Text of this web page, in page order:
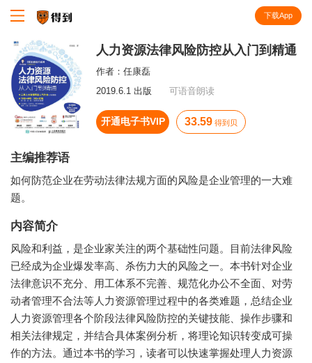
下载App
人力资源法律风险防控从入门到精通
作者： 任康磊
2019.6.1 出版
可语音朗读
开通电子书VIP 33.59 得到贝
主编推荐语
如何防范企业在劳动法律法规方面的风险是企业管理的一大难
题。
内容简介
风险和利益，是企业家关注的两个基础性问题。目前法律风险
已经成为企业爆发率高、杀伤力大的风险之一。本书针对企业
法律意识不充分、用工体系不完善、规范化办公不全面、对劳
动者管理不合法等人力资源管理过程中的各类难题，总结企业
人力资源管理各个阶段法律风险防控的关键技能、操作步骤和
相关法律规定，并结合具体案例分析，将理论知识转变成可操
作的方法。通过本书的学习，读者可以快速掌握处理人力资源